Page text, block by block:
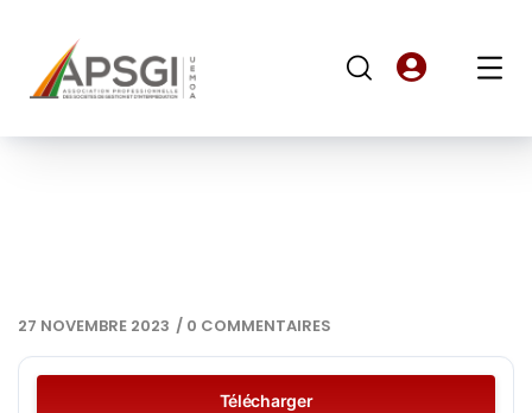
27 NOVEMBRE 2023 / 0 COMMENTAIRES
Télécharger